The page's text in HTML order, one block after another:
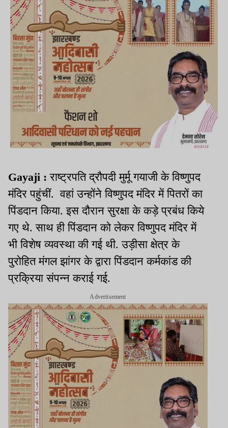
Gayaji : राष्ट्रपति द्रौपदी मुर्मू गयाजी के विष्णुपद
मंदिर पहुंचीं. वहां उन्होंने विष्णुपद मंदिर में पितरों का
पिंडदान किया. इस दौरान सुरक्षा के कड़े प्रबंध किये
गए थे. साथ ही पिंडदान को लेकर विष्णुपद मंदिर में
भी विशेष व्यवस्था की गई थी. उड़ीसा क्षेत्र के
पुरोहित मंगल झांगर के द्वारा पिंडदान कर्मकांड की
प्रक्रिया संपन्न कराई गई.
Advertisement